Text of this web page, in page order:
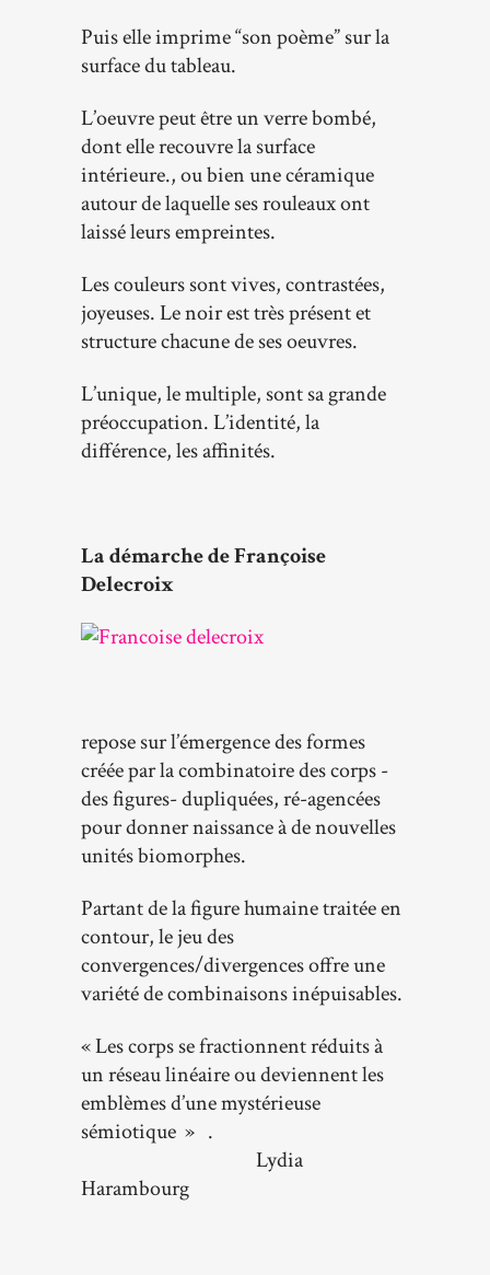
Puis elle imprime “son poème” sur la
surface du tableau.
L’oeuvre peut être un verre bombé,
dont elle recouvre la surface
intérieure., ou bien une céramique
autour de laquelle ses rouleaux ont
laissé leurs empreintes.
Les couleurs sont vives, contrastées,
joyeuses. Le noir est très présent et
structure chacune de ses oeuvres.
L’unique, le multiple, sont sa grande
préoccupation. L’identité, la
différence, les affinités.
La démarche de Françoise
Delecroix
repose sur l’émergence des formes
créée par la combinatoire des corps -
des figures- dupliquées, ré-agencées
pour donner naissance à de nouvelles
unités biomorphes.
Partant de la figure humaine traitée en
contour, le jeu des
convergences/divergences offre une
variété de combinaisons inépuisables.
« Les corps se fractionnent réduits à
un réseau linéaire ou deviennent les
emblèmes d’une mystérieuse
sémiotique » .
Lydia
Harambourg